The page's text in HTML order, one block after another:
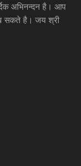
अभिनन्दन है। आप
सकते है। जय श्री